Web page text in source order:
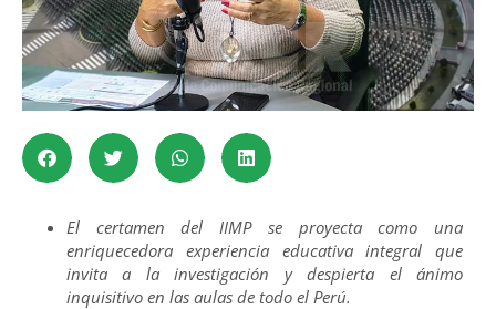
El certamen del IIMP se proyecta como una
enriquecedora experiencia educativa integral que
invita a la investigación y despierta el ánimo
inquisitivo en las aulas de todo el Perú.